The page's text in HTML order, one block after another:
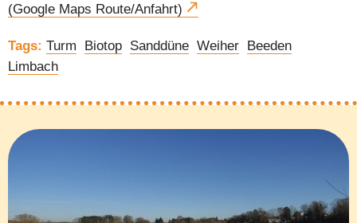
(Google Maps Route/Anfahrt)
Tags: Turm Biotop Sanddüne Weiher Beeden
Limbach